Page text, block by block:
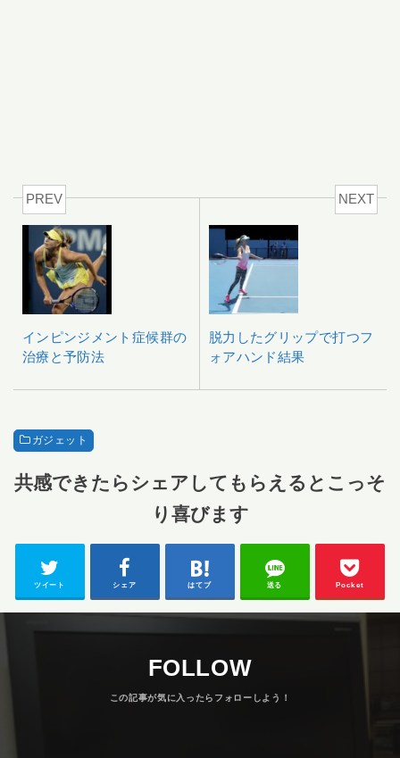
PREV
インピンジメント症候群の
治療と予防法
NEXT
脱力したグリップで打つフ
ォアハンド結果
ガジェット
共感できたらシェアしてもらえるとこっそ
り喜びます
ツイート シェア はてブ 送る Pocket
FOLLOW